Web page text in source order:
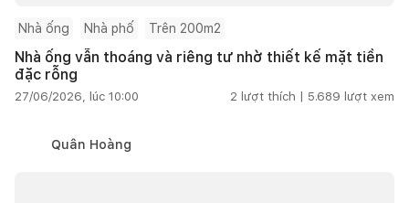
Nhà ống Nhà phố Trên 200m2
Nhà ống vẫn thoáng và riêng tư nhờ thiết kế mặt tiền
đặc rỗng
27/06/2026, lúc 10:00 2 lượt thích | 5.689 lượt xem
Quân Hoàng